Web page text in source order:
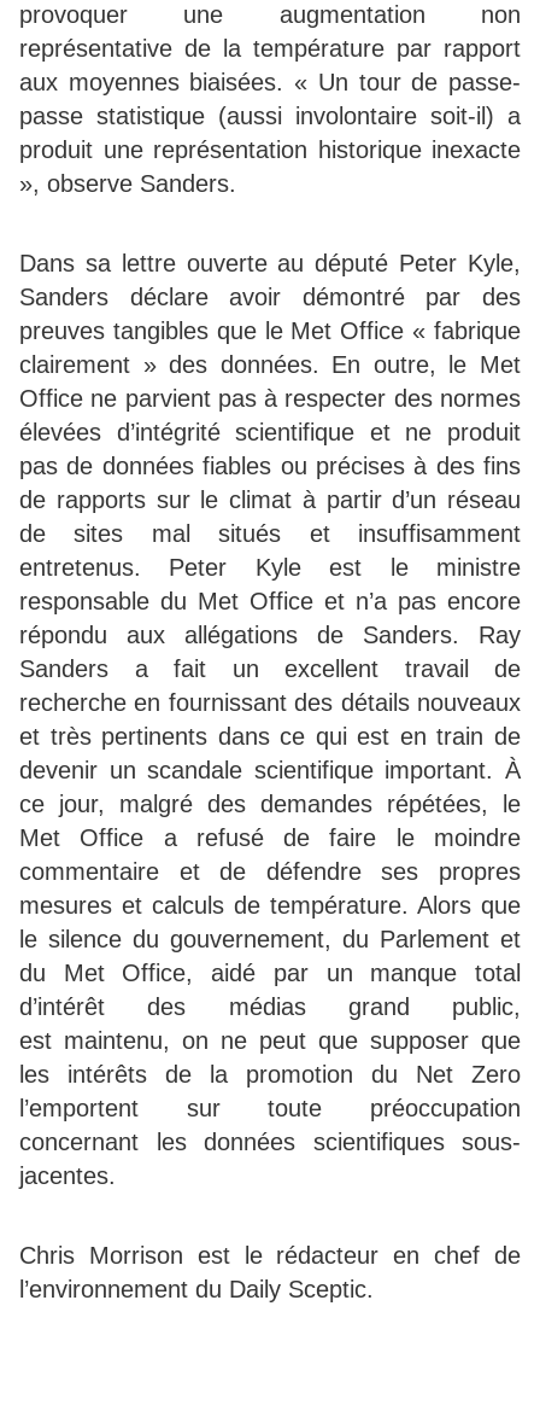
provoquer une augmentation non
représentative de la température par rapport
aux moyennes biaisées. « Un tour de passe-
passe statistique (aussi involontaire soit-il) a
produit une représentation historique inexacte
», observe Sanders.
Dans sa lettre ouverte au député Peter Kyle,
Sanders déclare avoir démontré par des
preuves tangibles que le Met Office « fabrique
clairement » des données. En outre, le Met
Office ne parvient pas à respecter des normes
élevées d’intégrité scientifique et ne produit
pas de données fiables ou précises à des fins
de rapports sur le climat à partir d’un réseau
de sites mal situés et insuffisamment
entretenus. Peter Kyle est le ministre
responsable du Met Office et n’a pas encore
répondu aux allégations de Sanders. Ray
Sanders a fait un excellent travail de
recherche en fournissant des détails nouveaux
et très pertinents dans ce qui est en train de
devenir un scandale scientifique important. À
ce jour, malgré des demandes répétées, le
Met Office a refusé de faire le moindre
commentaire et de défendre ses propres
mesures et calculs de température. Alors que
le silence du gouvernement, du Parlement et
du Met Office, aidé par un manque total
d’intérêt des médias grand public,
est maintenu, on ne peut que supposer que
les intérêts de la promotion du Net Zero
l’emportent sur toute préoccupation
concernant les données scientifiques sous-
jacentes.
Chris Morrison est le rédacteur en chef de
l’environnement du Daily Sceptic.